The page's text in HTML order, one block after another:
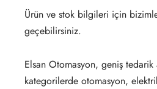
Ürün ve stok bilgileri için
geçebilirsiniz.
Elsan Otomasyon, geniş
kategorilerde otomasyon,